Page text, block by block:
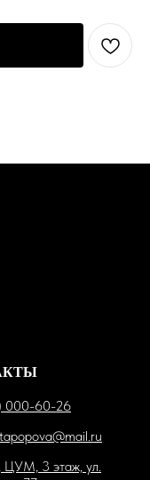
000-60-26
ЦУМ, 3 этаж, ул.